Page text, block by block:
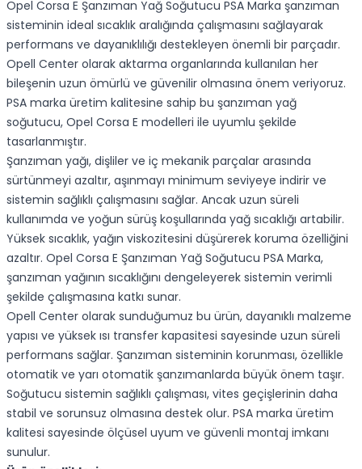
Opel Corsa E Şanzıman Yağ Soğutucu PSA Marka şanzıman
sisteminin ideal sıcaklık aralığında çalışmasını sağlayarak
performans ve dayanıklılığı destekleyen önemli bir parçadır.
Opell Center olarak aktarma organlarında kullanılan her
bileşenin uzun ömürlü ve güvenilir olmasına önem veriyoruz.
PSA marka üretim kalitesine sahip bu şanzıman yağ
soğutucu, Opel Corsa E modelleri ile uyumlu şekilde
tasarlanmıştır.
Şanzıman yağı, dişliler ve iç mekanik parçalar arasında
sürtünmeyi azaltır, aşınmayı minimum seviyeye indirir ve
sistemin sağlıklı çalışmasını sağlar. Ancak uzun süreli
kullanımda ve yoğun sürüş koşullarında yağ sıcaklığı artabilir.
Yüksek sıcaklık, yağın viskozitesini düşürerek koruma özelliğini
azaltır. Opel Corsa E Şanzıman Yağ Soğutucu PSA Marka,
şanzıman yağının sıcaklığını dengeleyerek sistemin verimli
şekilde çalışmasına katkı sunar.
Opell Center olarak sunduğumuz bu ürün, dayanıklı malzeme
yapısı ve yüksek ısı transfer kapasitesi sayesinde uzun süreli
performans sağlar. Şanzıman sisteminin korunması, özellikle
otomatik ve yarı otomatik şanzımanlarda büyük önem taşır.
Soğutucu sistemin sağlıklı çalışması, vites geçişlerinin daha
stabil ve sorunsuz olmasına destek olur. PSA marka üretim
kalitesi sayesinde ölçüsel uyum ve güvenli montaj imkanı
sunulur.